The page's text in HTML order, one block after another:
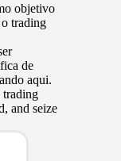
objetivo
trading
de
aqui.
trading
and seize